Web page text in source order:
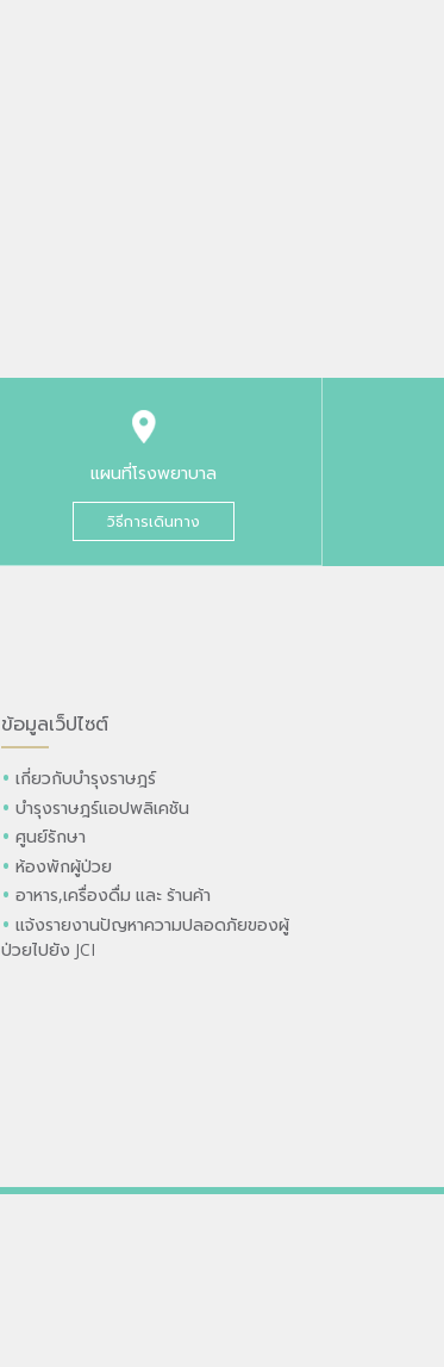
แผนที่โรงพยาบาล
วิธีการเดินทาง
ข้อมูลเว็ปไซต์
เกี่ยวกับบำรุงราษฎร์
บำรุงราษฎร์แอปพลิเคชัน
ศูนย์รักษา
ห้องพักผู้ป่วย
อาหาร,เครื่องดื่ม และ ร้านค้า
แจ้งรายงานปัญหาความปลอดภัยของผู้
ป่วยไปยัง JCI